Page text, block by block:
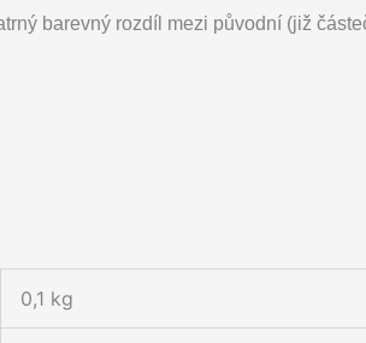
barevný rozdíl mezi původní (již
0,1 kg